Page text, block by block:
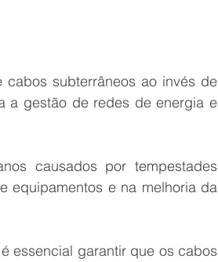
subterrâneos ao invés de
a gestão de redes de energia e
causados por tempestades
equipamentos e na melhoria da
essencial garantir que os cabos